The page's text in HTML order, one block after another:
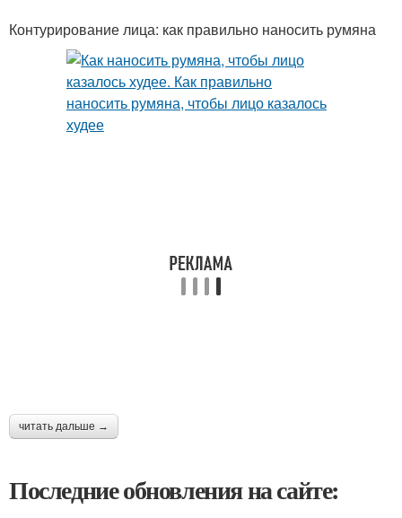
Контурирование лица: как правильно наносить румяна
читать дальше →
Последние обновления на сайте: